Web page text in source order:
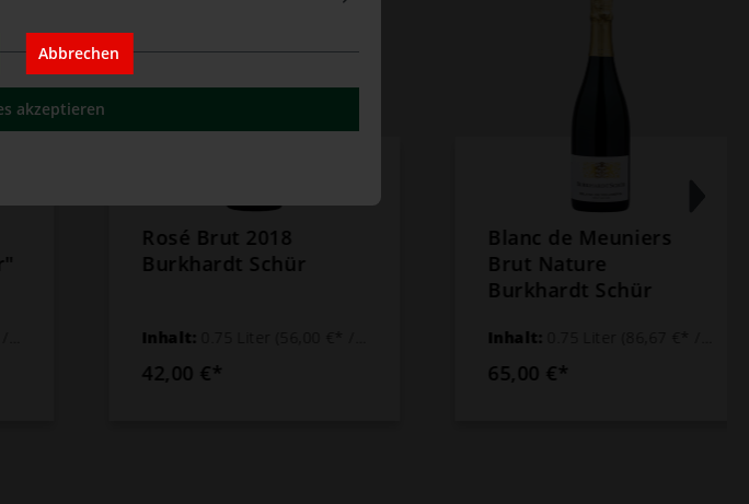
Abbrechen
Rosé Brut 2018
Burkhardt Schür
0.75 Liter
42,00 €*
Blanc de Meuniers
Brut Nature
Burkhardt Schür
0.75 Liter
65,00 €*
akzeptieren